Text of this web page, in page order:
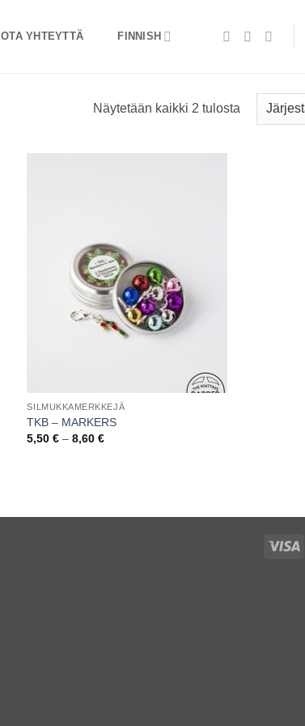
OTA YHTEYTTÄ FINNISH
Näytetään kaikki 2 tulostaSorted
SILMUKKAMERKKEJÄ
TKB – MARKERS
5,50€ – 8,60€Hintaluokka: